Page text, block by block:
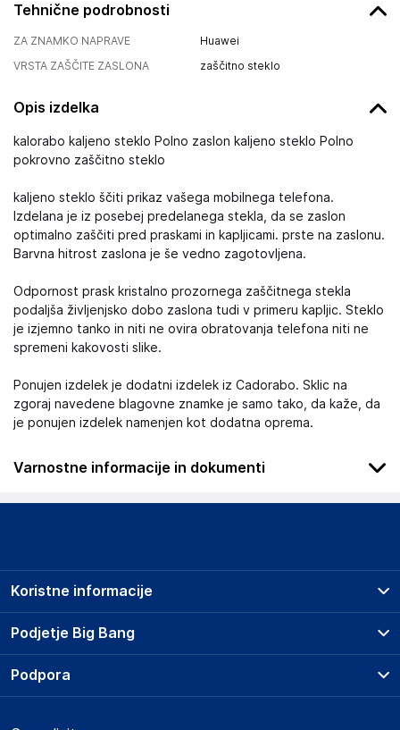
Tehnične podrobnosti
ZA ZNAMKO NAPRAVE
Huawei
VRSTA ZAŠČITE ZASLONA
zaščitno steklo
Opis izdelka
kalorabo kaljeno steklo Polno zaslon kaljeno steklo Polno
pokrovno zaščitno steklo
kaljeno steklo ščiti prikaz vašega mobilnega telefona.
Izdelana je iz posebej predelanega stekla, da se zaslon
optimalno zaščiti pred praskami in kapljicami. prste na zaslonu.
Barvna hitrost zaslona je še vedno zagotovljena.
Odpornost prask kristalno prozornega zaščitnega stekla
podaljša življenjsko dobo zaslona tudi v primeru kapljic. Steklo
je izjemno tanko in niti ne ovira obratovanja telefona niti ne
spremeni kakovosti slike.
Ponujen izdelek je dodatni izdelek iz Cadorabo. Sklic na
zgoraj navedene blagovne znamke je samo tako, da kaže, da
je ponujen izdelek namenjen kot dodatna oprema.
Varnostne informacije in dokumenti
.
izdelka in lahko vključujejo ključne varnostne informacije,
povezane z določenim izdelkom.
Podjetje Big Bang
O podjetju
Koristne informacije
Prodajna mesta
Storitve
Dostava, vnos in odvoz
Podpora